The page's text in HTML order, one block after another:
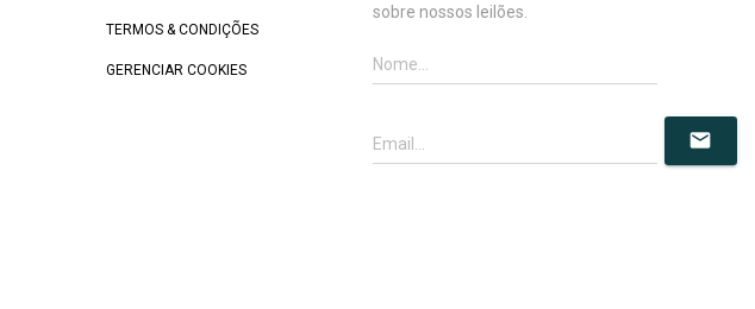
TERMOS & CONDIÇÕES
GERENCIAR COOKIES
sobre nossos leilões.
mail